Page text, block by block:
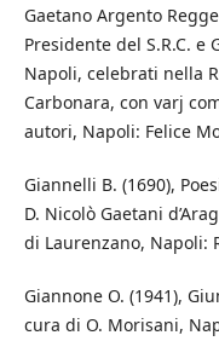
Gaetano Argento
Presidente del S.R.C.
Napoli, celebrati nella
Carbonara, con varj
autori, Napoli: Felice
Giannelli B. (1690),
D. Nicolò Gaetani
di Laurenzano, Napoli:
Giannone O. (1941),
cura di O. Morisani,